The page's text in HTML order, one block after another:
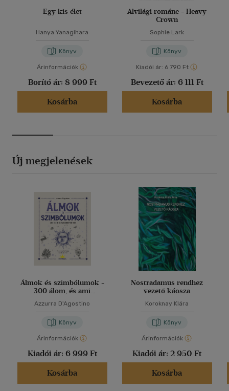
Egy kis élet
Hanya Yanagihara
Könyv
Árinformációk
Borító ár: 8 999 Ft
Kosárba
Alvilági románc - Heavy
Crown
Sophie Lark
Könyv
Kiadói ár: 6 790 Ft
Bevezető ár: 6 111 Ft
Kosárba
Új megjelenések
Álmok és szimbólumok -
300 álom, és ami
Azzurra D'Agostino
Könyv
Árinformációk
Kiadói ár: 6 999 Ft
Kosárba
Nostradamus rendhez
vezető káosza
Koroknay Klára
Könyv
Árinformációk
Kiadói ár: 2 950 Ft
Kosárba